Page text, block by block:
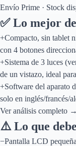
Envío Prime · Stock
✅ Lo mejor
+Compacto, sin tablet
con 4 botones
+Sistema de 3 luces
de un vistazo, ideal
+Software del aparato
solo en inglés/francés/
Ver análisis completo →
⚠️ Lo que
−Pantalla LCD